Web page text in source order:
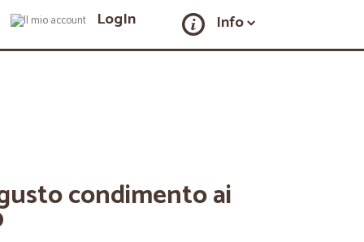
LogIn Info
condimento ai